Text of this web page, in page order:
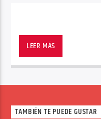
Center Waves
LEER MÁS
TAMBIÉN TE PUEDE GUSTAR